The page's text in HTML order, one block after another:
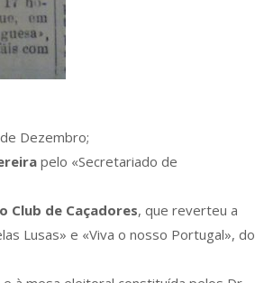
Dezembro;
pelo «Secretariado de
Club de Caçadores, que reverteu a
Lusas» e «Viva o nosso Portugal», do